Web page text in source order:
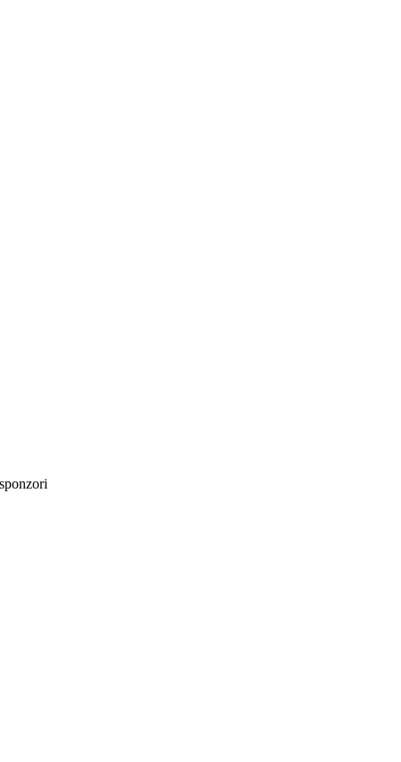
sponzori